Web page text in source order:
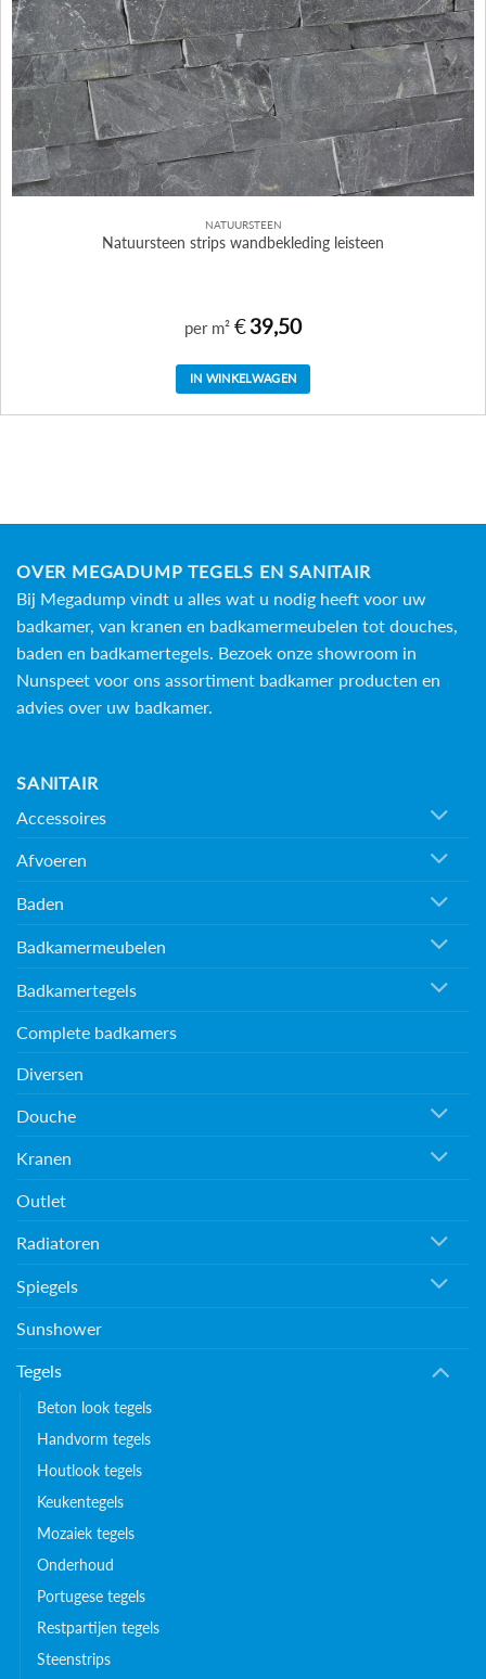
NATUURSTEEN
Natuursteen strips wandbekleding leisteen
per m² €39,50
IN WINKELWAGEN
OVER MEGADUMP TEGELS EN SANITAIR
Bij Megadump vindt u alles wat u nodig heeft voor uw
badkamer, van kranen en badkamermeubelen tot douches,
baden en badkamertegels. Bezoek onze showroom in
Nunspeet voor ons assortiment badkamer producten en
advies over uw badkamer.
SANITAIR
Accessoires
Afvoeren
Baden
Badkamermeubelen
Badkamertegels
Complete badkamers
Diversen
Douche
Kranen
Outlet
Radiatoren
Spiegels
Sunshower
Tegels
Beton look tegels
Handvorm tegels
Houtlook tegels
Keukentegels
Mozaiek tegels
Onderhoud
Portugese tegels
Restpartijen tegels
Steenstrips